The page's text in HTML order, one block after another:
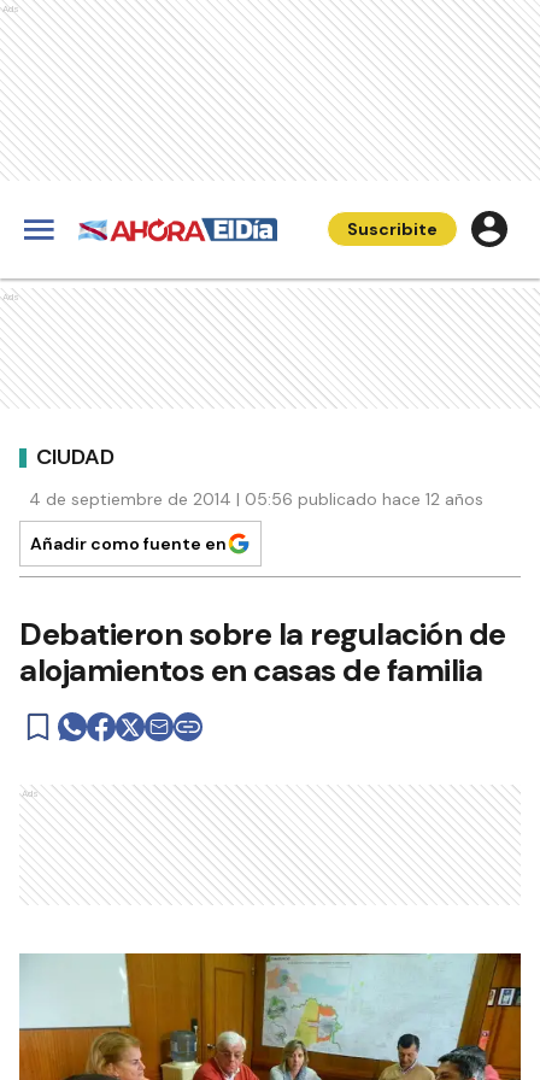
Ads
Suscribite
Ads
CIUDAD
4 de septiembre de 2014 | 05:56 publicado hace 12 años
Añadir como fuente en
Debatieron sobre la regulación de
alojamientos en casas de familia
Ads